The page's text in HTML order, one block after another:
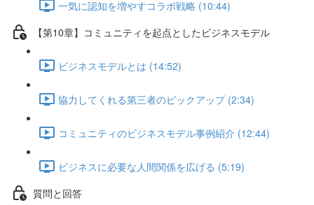
一気に認知を増やすコラボ戦略 (10:44)
【第10章】コミュニティを起点としたビジネスモデル
ビジネスモデルとは (14:52)
協力してくれる第三者のピックアップ (2:34)
コミュニティのビジネスモデル事例紹介 (12:44)
ビジネスに必要な人間関係を広げる (5:19)
質問と回答